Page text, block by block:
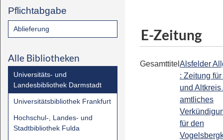
Pflichtabgabe
Ablieferung
Alle Bibliotheken
Universitäts- und
Landesbibliothek Darmstadt
Universitätsbibliothek Frankfurt
Hochschul-, Landes- und
Stadtbibliothek Fulda
E-Zeitung
Gesamttitel Alsfelder
: Zeitung
und Altkreis
amtliches
für den